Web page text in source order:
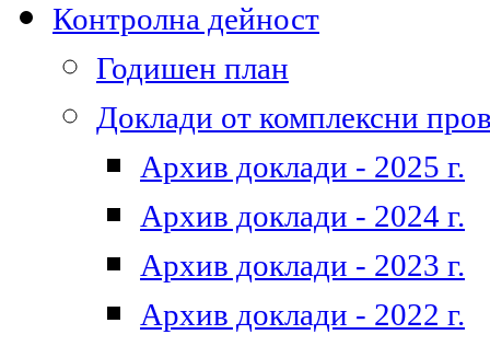
Контролна дейност
Годишен план
Доклади от комплексни
Архив доклади - 2025 г.
Архив доклади - 2024 г.
Архив доклади - 2023 г.
Архив доклади - 2022 г.